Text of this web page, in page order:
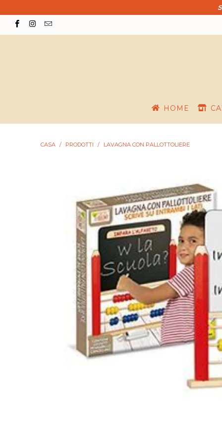
HOME
CASA / PRODOTTI / LAVAGNA CON PALLOTTOLIERE